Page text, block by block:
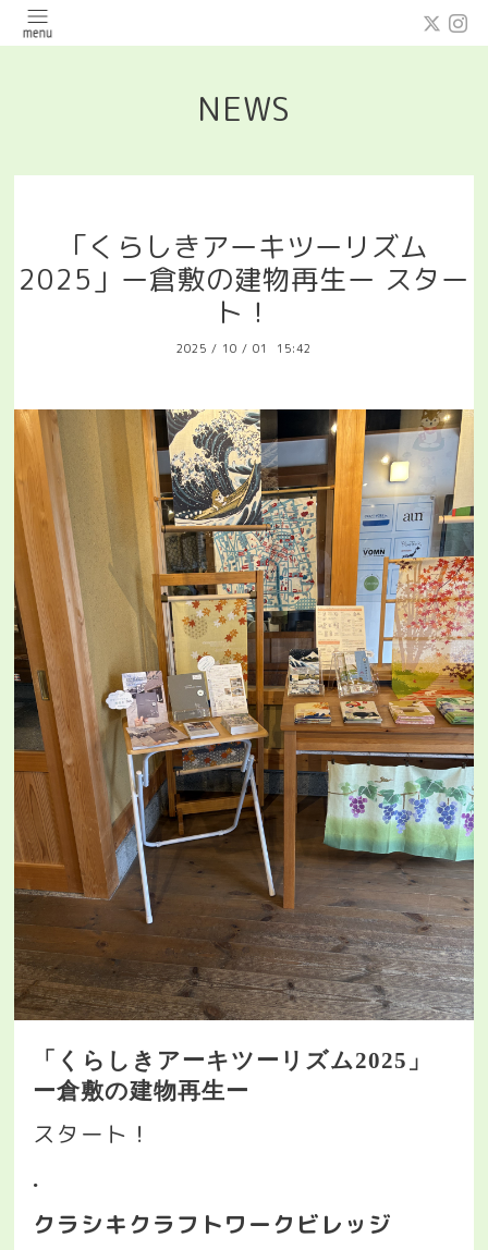
NEWS
「くらしきアーキツーリズム
2025」ー倉敷の建物再生ー スター
ト！
2025 / 10 / 01 15:42
「くらしきアーキツーリズム2025 」
ー倉敷の建物再生ー
スタート！
.
クラシキクラフトワークビレッジ